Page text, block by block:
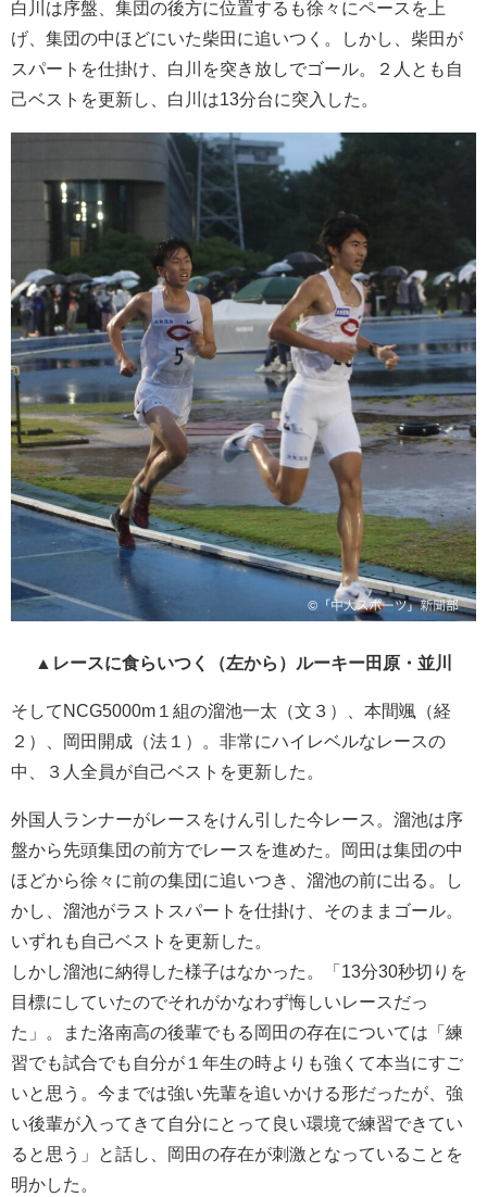
白川は序盤、集団の後方に位置するも徐々にペースを上
げ、集団の中ほどにいた柴田に追いつく。しかし、柴田が
スパートを仕掛け、白川を突き放しでゴール。２人とも自
己ベストを更新し、白川は13分台に突入した。
▲レースに食らいつく（左から）ルーキー田原・並川
そしてNCG5000m１組の溜池一太（文３）、本間颯（経
２）、岡田開成（法１）。非常にハイレベルなレースの
中、３人全員が自己ベストを更新した。
外国人ランナーがレースをけん引した今レース。溜池は序
盤から先頭集団の前方でレースを進めた。岡田は集団の中
ほどから徐々に前の集団に追いつき、溜池の前に出る。し
かし、溜池がラストスパートを仕掛け、そのままゴール。
いずれも自己ベストを更新した。
しかし溜池に納得した様子はなかった。「13分30秒切りを
目標にしていたのでそれがかなわず悔しいレースだっ
た」。また洛南高の後輩でもる岡田の存在については「練
習でも試合でも自分が１年生の時よりも強くて本当にすご
いと思う。今までは強い先輩を追いかける形だったが、強
い後輩が入ってきて自分にとって良い環境で練習できてい
ると思う」と話し、岡田の存在が刺激となっていることを
明かした。